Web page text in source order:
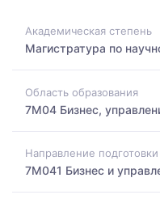
Академическая степень
Магистратура по
Область образования
7M04 Бизнес,
Направление подготовки
7M041 Бизнес и